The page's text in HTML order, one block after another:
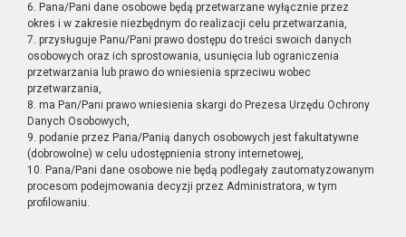
6. Pana/Pani dane osobowe będą przetwarzane wyłącznie przez
okres i w zakresie niezbędnym do realizacji celu przetwarzania,
7. przysługuje Panu/Pani prawo dostępu do treści swoich danych
osobowych oraz ich sprostowania, usunięcia lub ograniczenia
przetwarzania lub prawo do wniesienia sprzeciwu wobec
przetwarzania,
8. ma Pan/Pani prawo wniesienia skargi do Prezesa Urzędu Ochrony
Danych Osobowych,
9. podanie przez Pana/Panią danych osobowych jest fakultatywne
(dobrowolne) w celu udostępnienia strony internetowej,
10. Pana/Pani dane osobowe nie będą podlegały zautomatyzowanym
procesom podejmowania decyzji przez Administratora, w tym
profilowaniu.